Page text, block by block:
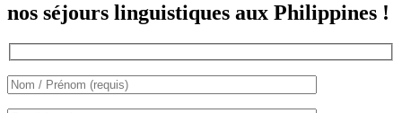
nos séjours linguistiques aux Philippines !